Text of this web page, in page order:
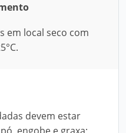
em local seco com
devem estar